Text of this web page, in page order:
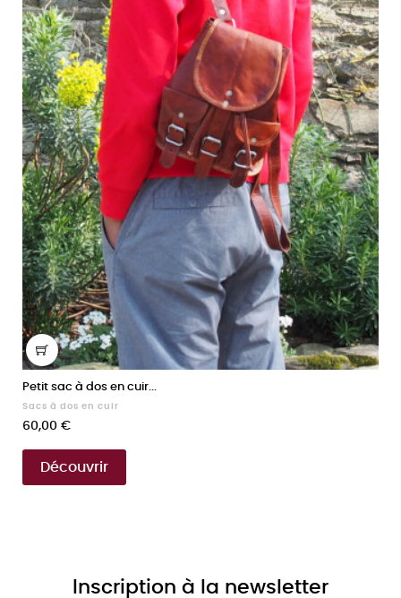
Petit sac à dos en cuir...
Sacs à dos en cuir
Prix
60,00 €
Découvrir
Inscription à la newsletter